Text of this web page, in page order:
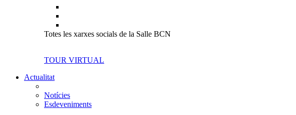
Totes les xarxes socials de la Salle BCN
TOUR VIRTUAL
Actualitat
Notícies
Esdeveniments